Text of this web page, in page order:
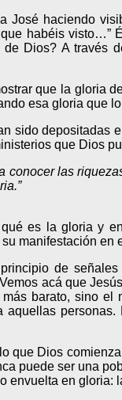
José haciendo
habéis visto…”
Dios? A través
que la gloria
esa gloria que
sido depositadas
que Dios
conocer las
es la gloria y
manifestación en
de
acá que
barato, sino
aquellas
que Dios
puede ser una
envuelta en